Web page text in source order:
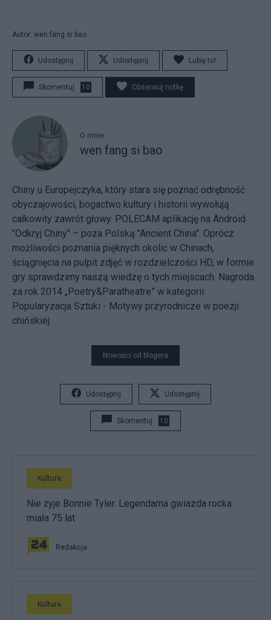
Autor: wen fang si bao
Udostępnij Udostępnij Lubię to!
Skomentuj 10 Obserwuj notkę
O mnie
wen fang si bao
Chiny u Europejczyka, który stara się poznać odrębność
obyczajowości, bogactwo kultury i historii wywołują
całkowity zawrót głowy. POLECAM aplikację na Android
"Odkryj Chiny" – poza Polską "Ancient China". Oprócz
możliwości poznania pięknych okolic w Chinach,
ściągnięcia na pulpit zdjęć w rozdzielczości HD, w formie
gry sprawdzimy naszą wiedzę o tych miejscach. Nagroda
za rok 2014 „Poetry&Paratheatre” w kategorii:
Popularyzacja Sztuki - Motywy przyrodnicze w poezji
chińskiej
Nowości od blogera
Udostępnij Udostępnij
Skomentuj 10
Kultura
Nie żyje Bonnie Tyler. Legendarna gwiazda rocka
miała 75 lat
Redakcja
Kultura